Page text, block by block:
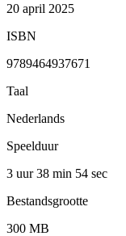
20 april 2025
ISBN
9789464937671
Taal
Nederlands
Speelduur
3 uur 38 min 54 sec
Bestandsgrootte
300 MB